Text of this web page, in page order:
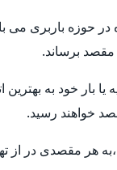
در حوزه باربری می
مقصد برساند.
خود به بهترین
خواهند رسید.
هر مقصدی در از